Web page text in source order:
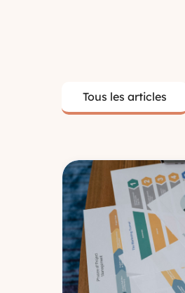
Tous les articles